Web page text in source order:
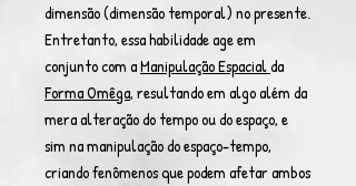
dimensão (dimensão temporal) no presente.
Entretanto, essa habilidade age em
conjunto com aManipulação Espacialda
Forma Omêga, resultando em algo além da
mera alteração do tempo ou do espaço, e
sim na manipulação do espaço-tempo,
criando fenômenos que podem afetar ambos